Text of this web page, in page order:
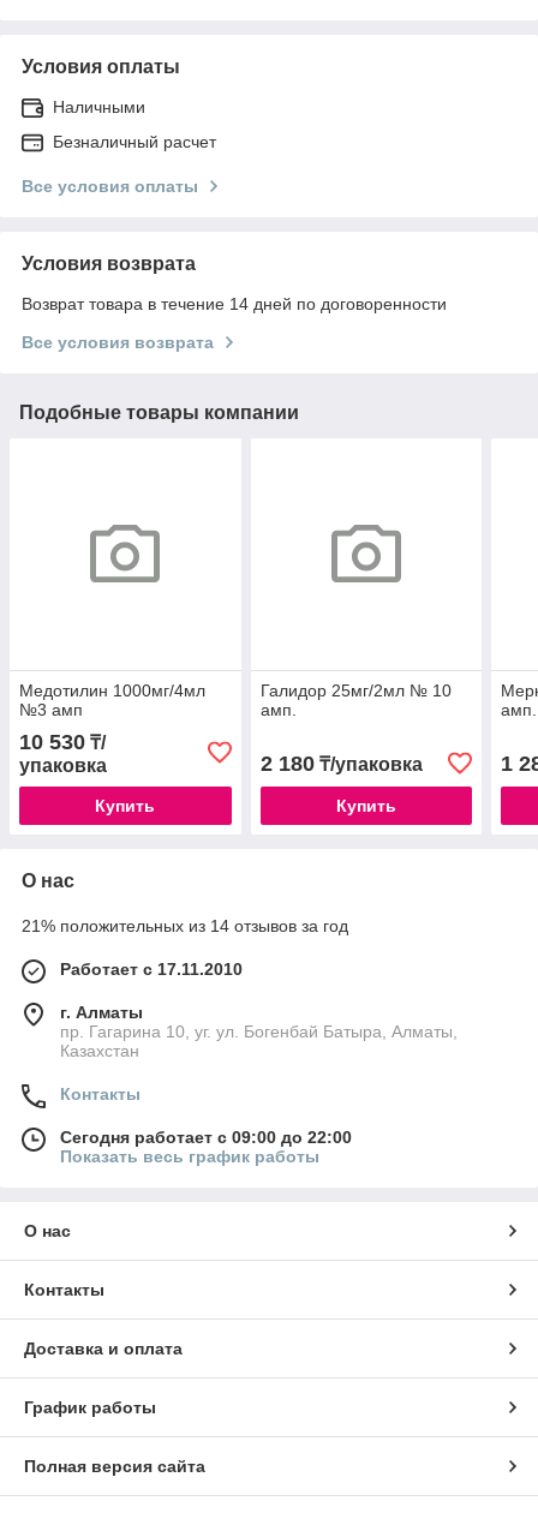
Условия оплаты
Наличными
Безналичный расчет
Все условия оплаты
Условия возврата
Возврат товара в течение 14 дней по договоренности
Все условия возврата
Подобные товары компании
Медотилин 1000мг/4мл
№3 амп
10 530 ₸/
упаковка
Купить
Галидор 25мг/2мл № 10
амп.
2 180₸/упаковка
Купить
амп.
1
О нас
21% положительных из 14 отзывов за год
Работает с 17.11.2010
г. Алматы
пр. Гагарина 10, уг. ул. Богенбай Батыра, Алматы,
Казахстан
Контакты
Сегодня работает с 09:00 до 22:00
Показать весь график работы
О нас
Контакты
Доставка и оплата
График работы
Полная версия сайта